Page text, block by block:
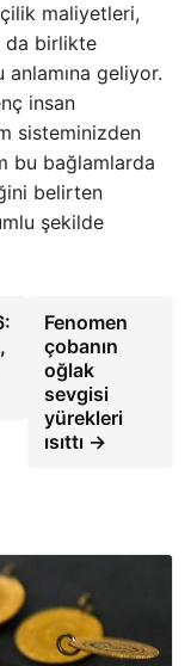
maliyetleri,
da birlikte
geliyor.
insan
sisteminizden
bu bağlamlarda
belirten
şekilde
Fenomen
çobanın
oğlak
sevgisi
yürekleri
ısıttı →